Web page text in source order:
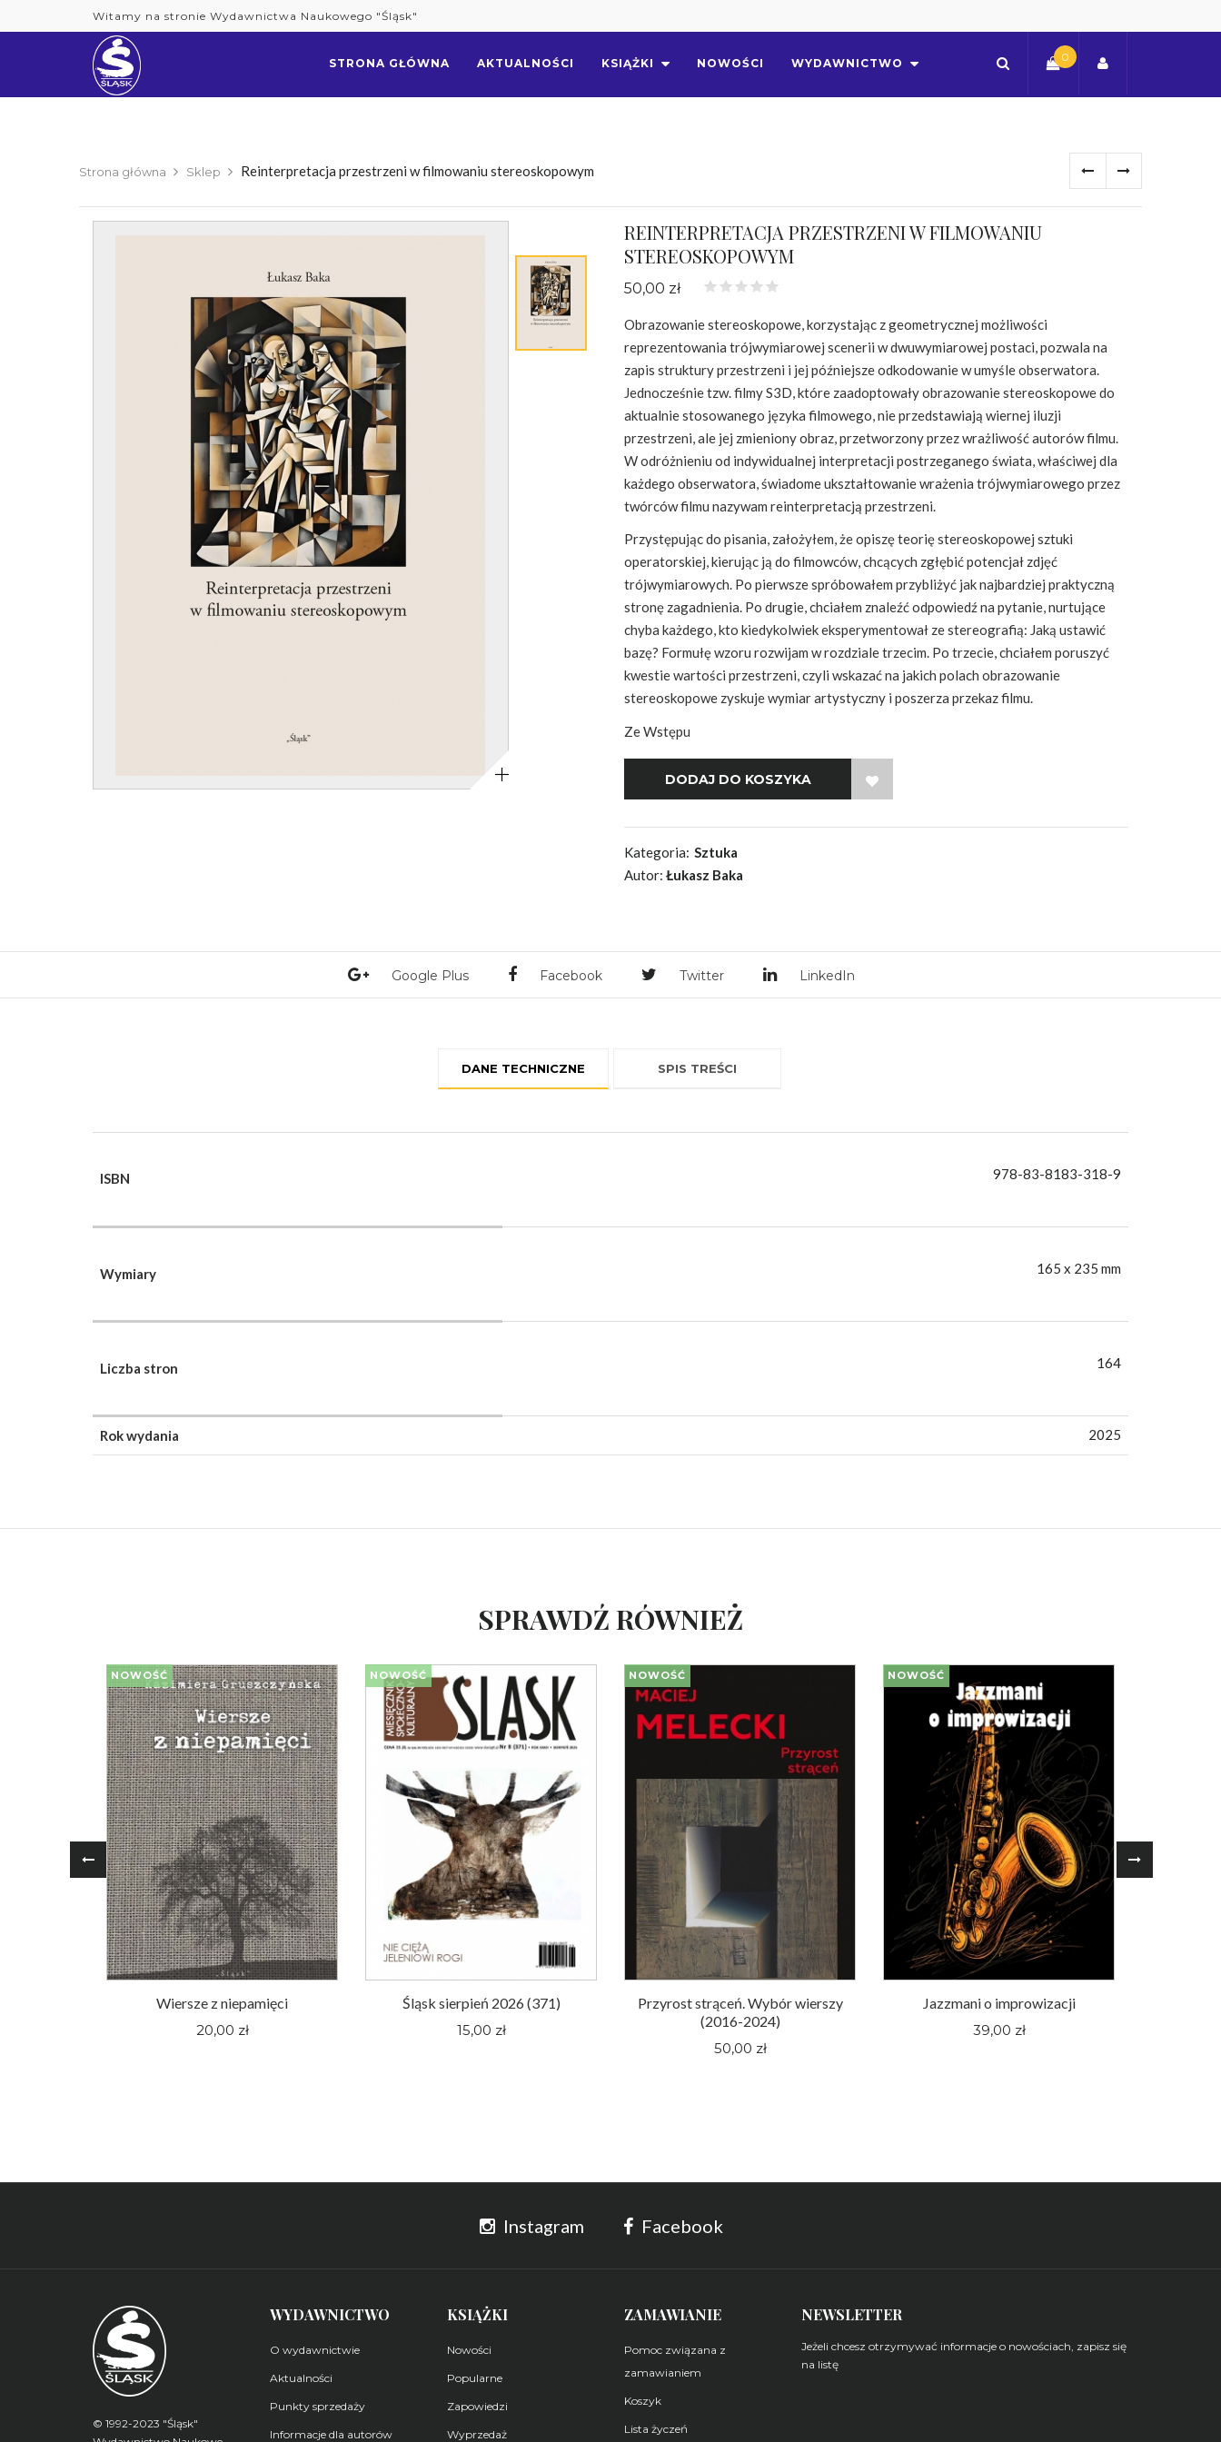
to
Witamy na stronie Wydawnictwa Naukowego "Śląsk"
0
STRONA GŁÓWNA AKTUALNOŚCI KSIĄŻKI NOWOŚCI WYDAWNICTWO
Strona główna Sklep Reinterpretacja przestrzeni w filmowaniu stereoskopowym
Powiększ
REINTERPRETACJA PRZESTRZENI W FILMOWANIU
STEREOSKOPOWYM
50,00 zł
Obrazowanie stereoskopowe, korzystając z geometrycznej możliwości
reprezentowania trójwymiarowej scenerii w dwuwymiarowej postaci, pozwala na
zapis struktury przestrzeni i jej późniejsze odkodowanie w umyśle obserwatora.
Jednocześnie tzw. filmy S3D, które zaadoptowały obrazowanie stereoskopowe do
aktualnie stosowanego języka filmowego, nie przedstawiają wiernej iluzji
przestrzeni, ale jej zmieniony obraz, przetworzony przez wrażliwość autorów filmu.
W odróżnieniu od indywidualnej interpretacji postrzeganego świata, właściwej dla
każdego obserwatora, świadome ukształtowanie wrażenia trójwymiarowego przez
twórców filmu nazywam reinterpretacją przestrzeni.
Przystępując do pisania, założyłem, że opiszę teorię stereoskopowej sztuki
operatorskiej, kierując ją do filmowców, chcących zgłębić potencjał zdjęć
trójwymiarowych. Po pierwsze spróbowałem przybliżyć jak najbardziej praktyczną
stronę zagadnienia. Po drugie, chciałem znaleźć odpowiedź na pytanie, nurtujące
chyba każdego, kto kiedykolwiek eksperymentował ze stereografią: Jaką ustawić
bazę? Formułę wzoru rozwijam w rozdziale trzecim. Po trzecie, chciałem poruszyć
kwestie wartości przestrzeni, czyli wskazać na jakich polach obrazowanie
stereoskopowe zyskuje wymiar artystyczny i poszerza przekaz filmu.
Ze Wstępu
WISH LIST
Kategoria: Sztuka
Autor: Łukasz Baka
Google Plus Facebook Twitter LinkedIn
DANE TECHNICZNE SPIS TREŚCI
ISBN 978-83-8183-318-9
Wymiary 165 x 235 mm
Liczba stron 164
Rok wydania 2025
SPRAWDŹ RÓWNIEŻ
NOWOŚĆ
Wiersze z niepamięci
20,00 zł
NOWOŚĆ
Śląsk sierpień 2026 (371)
15,00 zł
NOWOŚĆ
Przyrost strąceń. Wybór wierszy
(2016-2024)
50,00 zł
NOWOŚĆ
Jazzmani o improwizacji
39,00 zł
Instagram Facebook
© 1992-2023 "Śląsk"
WYDAWNICTWO
O wydawnictwie
Aktualności
Punkty sprzedaży
Informacje dla autorów
KSIĄŻKI
Nowości
Popularne
Zapowiedzi
Wyprzedaż
ZAMAWIANIE
Pomoc związana z
zamawianiem
Koszyk
Lista życzeń
NEWSLETTER
Jeżeli chcesz otrzymywać informacje o nowościach, zapisz się
na listę